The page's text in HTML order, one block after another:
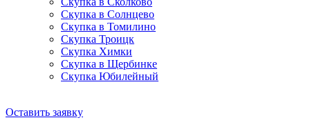
Скупка в Солнцево
Скупка в Томилино
Скупка Троицк
Скупка Химки
Скупка в Щербинке
Скупка Юбилейный
Оставить заявку